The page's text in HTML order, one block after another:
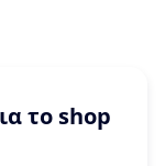
το shop